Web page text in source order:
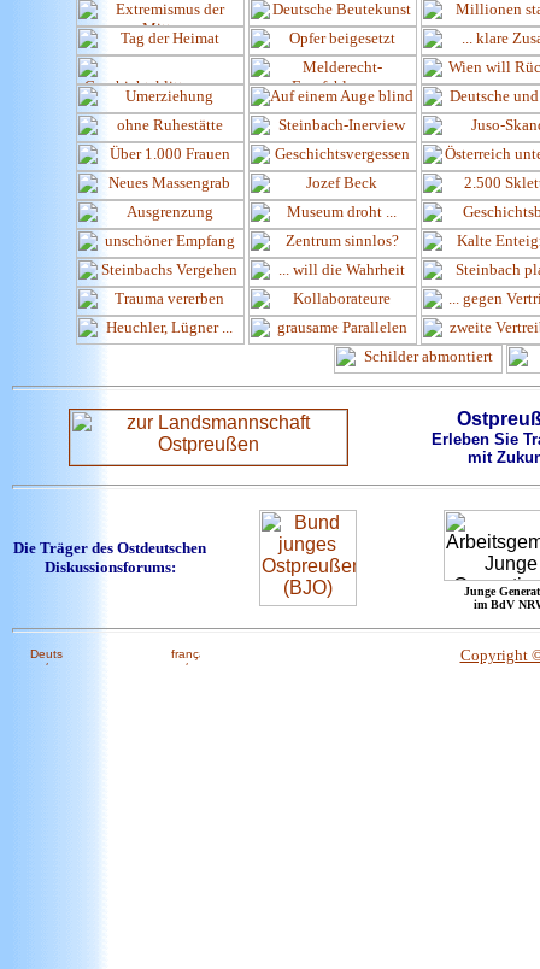
Erleben Sie
mit
Die Träger des Ostdeutschen
Diskussionsforums:
Junge
im BdV
Copyright